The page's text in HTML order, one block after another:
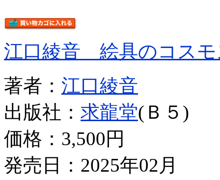
江口綾音 絵具のコスモ
著者： 江口綾音
出版社： 求龍堂(Ｂ５)
価格： 3,500円
発売日：2025年02月